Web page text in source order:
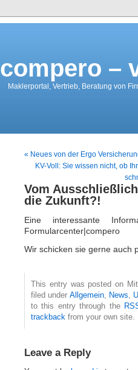
compero –
Maklerportal, Vertrieb, Beratung von
« Neues von der Ergo
KV-Voll: Sie wissen nicht, ob
Vom
die Zukunft?!
Eine interessante
Formularcenter|compero
Wir schicken sie gerne auch
This entry was posted on
filed under Allgemein, News,
to this entry through the
trackback from your own site.
Leave a Reply